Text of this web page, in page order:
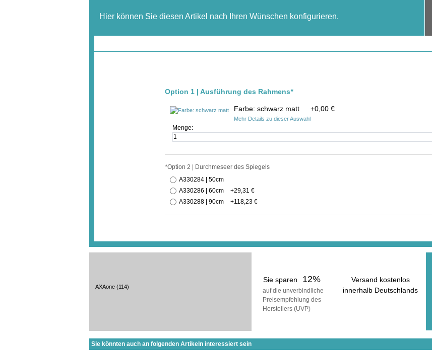
Hier können Sie diesen Artikel nach Ihren Wünschen konfigurieren.
Option 1 | Ausführung des Rahmens*
Farbe: schwarz matt +0,00 €
Mehr Details zu dieser Auswahl
Menge:
*Option 2 | Durchmeseer des Spiegels
A330284 | 50cm
A330286 | 60cm
+29,31 €
A330288 | 90cm
+118,23 €
Sie sparen 12%
auf die unverbindliche
Preisempfehlung des
Herstellers (UVP)
Versand kostenlos
innerhalb Deutschlands
AXAone (114)
Sie könnten auch an folgenden Artikeln interessiert sein